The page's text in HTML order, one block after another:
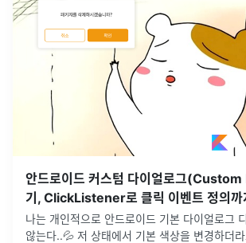
안드로이드 커스텀 다이얼로그
기, ClickListener로 클릭 이벤트 정의까
나는 개인적으로 안드로이드 기본 다이얼로그
않는다..💦 저 상태에서 기본 색상을 변경하더